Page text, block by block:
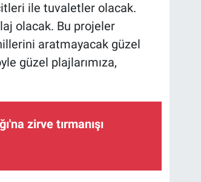
ile tuvaletler olacak.
olacak. Bu projeler
aratmayacak güzel
güzel plajlarımıza,
zirve tırmanışı